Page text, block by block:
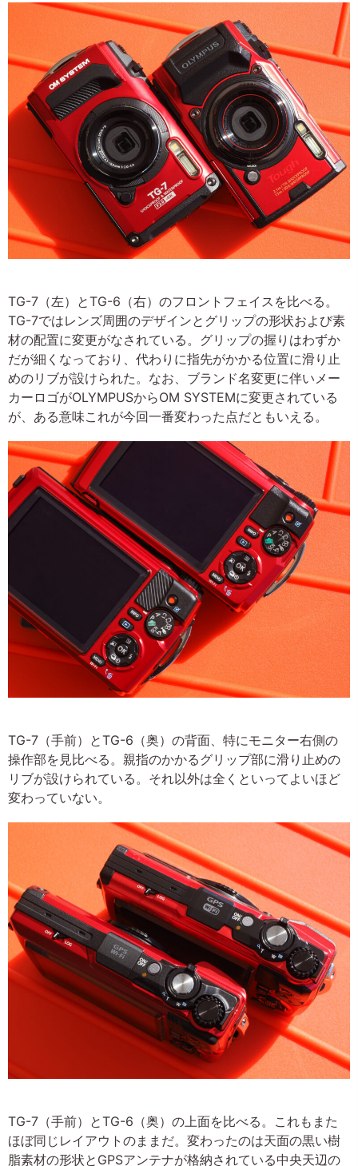
TG-7（左）とTG-6（右）のフロントフェイスを比べる。
TG-7ではレンズ周囲のデザインとグリップの形状および素
材の配置に変更がなされている。グリップの握りはわずか
だが細くなっており、代わりに指先がかかる位置に滑り止
めのリブが設けられた。なお、ブランド名変更に伴いメー
カーロゴがOLYMPUSからOM SYSTEMに変更されている
が、ある意味これが今回一番変わった点だともいえる。
TG-7（手前）とTG-6（奥）の背面、特にモニター右側の
操作部を見比べる。親指のかかるグリップ部に滑り止めの
リブが設けられている。それ以外は全くといってよいほど
変わっていない。
TG-7（手前）とTG-6（奥）の上面を比べる。これもまた
ほぼ同じレイアウトのままだ。変わったのは天面の黒い樹
脂素材の形状とGPSアンテナが格納されている中央天辺の